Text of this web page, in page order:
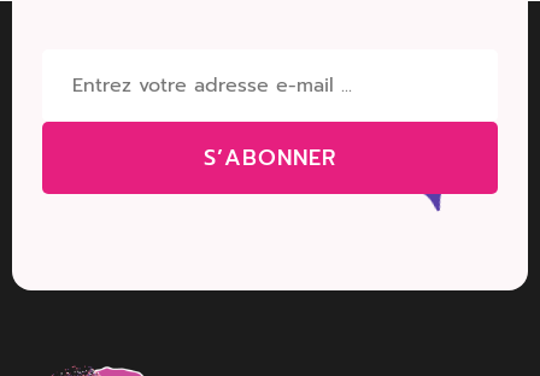
S’ABONNER